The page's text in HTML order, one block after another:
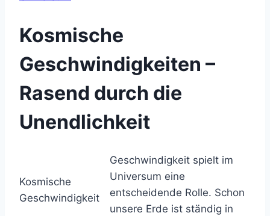
Kosmische
Geschwindigkeiten –
Rasend durch die
Unendlichkeit
Kosmische
Geschwindigkeit
Geschwindigkeit spielt im
Universum eine
entscheidende Rolle. Schon
unsere Erde ist ständig in